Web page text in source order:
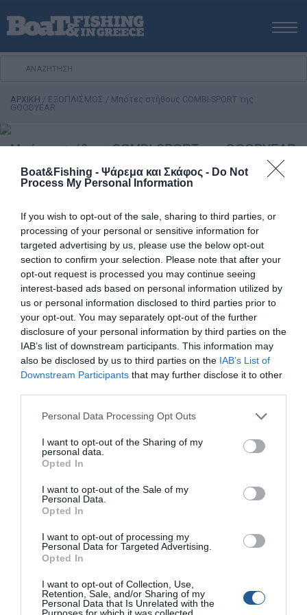
Boat&Fishing - Ψάρεμα και Σκάφος - Do Not
Process My Personal Information
If you wish to opt-out of the sale, sharing to third parties, or
processing of your personal or sensitive information for
targeted advertising by us, please use the below opt-out
section to confirm your selection. Please note that after your
opt-out request is processed you may continue seeing
interest-based ads based on personal information utilized by
us or personal information disclosed to third parties prior to
your opt-out. You may separately opt-out of the further
disclosure of your personal information by third parties on the
IAB’s list of downstream participants. This information may
also be disclosed by us to third parties on the IAB’s List of
Downstream Participants that may further disclose it to other
Personal Data Processing Opt Outs
I want to opt-out of the Sharing of my
personal data.
Opted In
I want to opt-out of the Sale of my
Personal Data.
Opted In
I want to opt-out of processing my
Personal Data for Targeted Advertising.
Opted In
I want to opt-out of Collection, Use,
Retention, Sale, and/or Sharing of my
Personal Data that Is Unrelated with the
Purposes for which it was collected.
ΑΡΧΙΚΗ
ΕΚΔΟΣΕΙΣ
ΨΑΡΕΜΑ ΑΠΟ ΑΚΤΗ
ΨΑΡΕΜΑ ΑΠΟ ΣΚΑΦΟΣ
ΨΑΡΟΤΟΥΦΕΚΟ
ΣΚΑΦΟΣ
VIDEO
ΕΞΟΠΛΙΣΜΟΣ
ΘΕΣΣΑΛΟΝΙΚΗ BOAT & FISHING SHOW 2025
BOAT & FISHING SHOW 2025
ΑΡΧΙΚΗ / ΕΞΟΠΛΙΣΜΟΣ / Μπότες στήθους COMBI-SPORT της
GOODYEAR
Μπότες στήθους COMBI-SPORT της GOODYEAR
Οι μπότες στήθους από τη GOODYEAR, προσφέρουν
μοναδική ποιότητα, εφαρμογή και άνεση. Είναι
Μπορούν να χρησιμοποιηθούν σε βιομηχανικές
εφαρμογές καθώς και άλλες επαγγελματικές χρήσεις,
ενώ καλύπτουν κάθε ψαράδικη συνθήκη, σε θάλασσα ή
εσωτερικά ύδατα. Η σειρά combi-sport είναι φτιαγμένη
από λεπτό PVC υψηλής ποιότητας και αντοχής (είναι το
ίδιο υλικό από το οποίο κατασκευάζονται οι σαμπρέλες
των ελαστικών!). Έχει ενίσχυση στα γόνατα και τα λουριά
τους είναι διπλά και ενισχυμένα. Διαθέτουν μπροστινή
τσέπη. Οι ραφές είναι διπλά συγκολλημένες, για μέγιστη
αντοχή στη φθορά και στις εισροές υγρών, με
βαμβακερό ύφασμα. Θα τις βρείτε σε νούμερα 41-47 και
λευκό χρώμα.
ΜΑΣΤΡΟΓΕΩΡΓΙΟΥ Α. & ΣΙΑ ΟΕ
τηλ.: 210 6916.762
www.fishing-mastro.gr